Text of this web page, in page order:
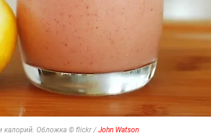
калорий. Обложка © flickr / John Watson